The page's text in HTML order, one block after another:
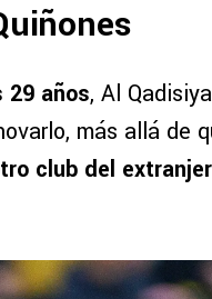
29 años, Al Qadisiya
más allá de
club del